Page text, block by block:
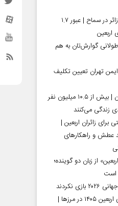
ثبت‌نام ۲.۵ میلیون زائر در سماح | عبور ۱.۷
اربعین
گوارش‌تان به هم
تهران تعیین تکلیف
آمار معلولیت در ایران | بیش از ۱۰.۵ میلیون نفر
زندگی می‌کنند
زائران اربعین |
عطش و راهکارهای
از زبان دو گوینده؛
است
نکردند
آغاز رسمی برنامه‌های اربعین ۱۴۰۵ در مرز‌ها |